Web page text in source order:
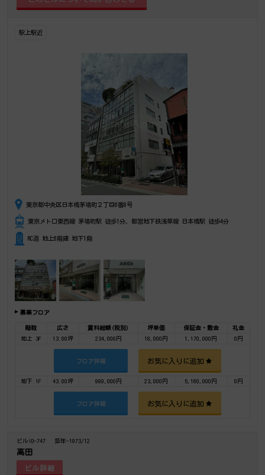
駅上駅近
東京都中央区日本橋茅場町２丁目6番8号
東京メトロ東西線 茅場町駅 徒歩1分、都営地下鉄浅草線 日本橋駅 徒歩4分
RC造 地上6階建 地下1階
募集フロア
階数 広さ 賃料総額(税別) 坪単価 保証金・敷金
礼金
地上 3F
13.00坪 234,000円 18,000円 1,170,000円 0円
フロア詳細 お気に入りに追加
地下 1F 43.00坪 989,000円 23,000円 5,160,000円 0円
フロア詳細 お気に入りに追加
ビルID-747 築年-1973/12
高田
ビル詳細